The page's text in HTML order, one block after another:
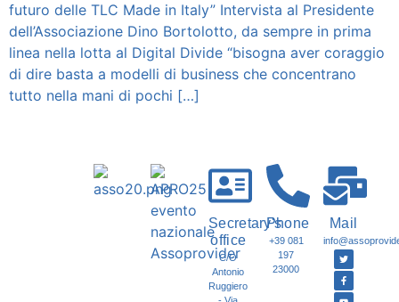
futuro delle TLC Made in Italy” Intervista al Presidente
dell’Associazione Dino Bortolotto, da sempre in prima
linea nella lotta al Digital Divide “bisogna aver coraggio
di dire basta a modelli di business che concentrano
tutto nella mani di pochi […]
Secretary's
office
C/O
Antonio
Ruggiero
- Via
Phone
+39 081
197
23000
Mail